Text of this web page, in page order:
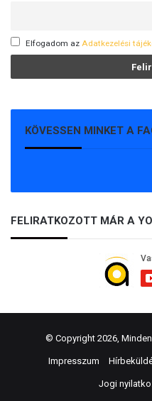
Elfogadom az Adatkezelési
KÖVESSEN MINKET A
FELIRATKOZOTT MÁR A
© Copyright 2026,
Impresszum
Jogi